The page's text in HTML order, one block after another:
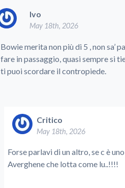
Ivo
May 18th, 2026
Bowie merita non più di 5 , non sa’
fare in passaggio, quasi sempre si
ti puoi scordare il contropiede.
Critico
May 18th, 2026
Forse parlavi di un altro, se c è
Averghene che lotta come lu..!!!!